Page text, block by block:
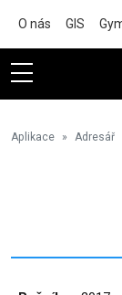
O nás GIS
Aplikace Adresář